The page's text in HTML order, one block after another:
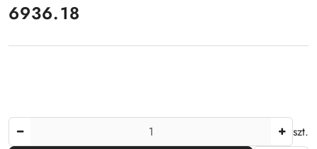
Cena:
6936.18
szt.